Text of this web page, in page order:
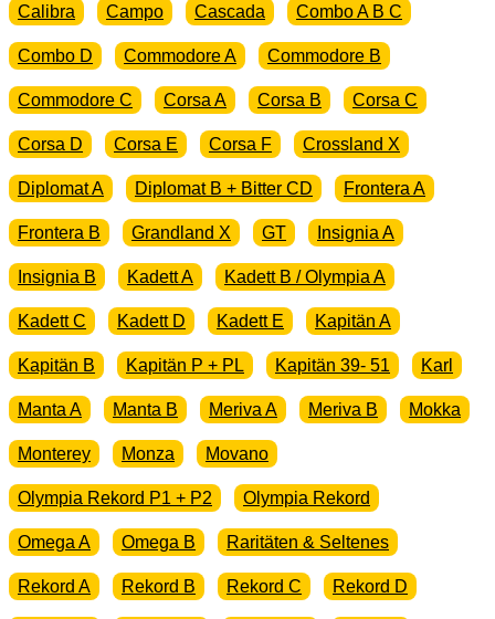
Calibra Campo Cascada Combo A B C
Combo D Commodore A Commodore B
Commodore C Corsa A Corsa B Corsa C
Corsa D Corsa E Corsa F Crossland X
Diplomat A Diplomat B + Bitter CD Frontera A
Frontera B Grandland X GT Insignia A
Insignia B Kadett A Kadett B / Olympia A
Kadett C Kadett D Kadett E Kapitän A
Kapitän B Kapitän P + PL Kapitän 39- 51 Karl
Manta A Manta B Meriva A Meriva B Mokka
Monterey Monza Movano
Olympia Rekord P1 + P2 Olympia Rekord
Omega A Omega B Raritäten & Seltenes
Rekord A Rekord B Rekord C Rekord D